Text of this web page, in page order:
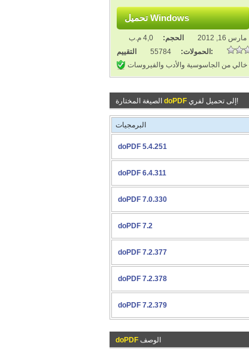
مارس 16, 2012 الحجم:
4,0 م.ب
الحمولات:
55784
التقييم:
خالي من الجاسوسية والأدب والفيروسات
doPDF إلى تحميل لفري!
البرمجيات
doPDF 5.4.251
doPDF 6.4.311
doPDF 7.0.330
doPDF 7.2
doPDF 7.2.377
doPDF 7.2.378
doPDF 7.2.379
doPDF الوصف